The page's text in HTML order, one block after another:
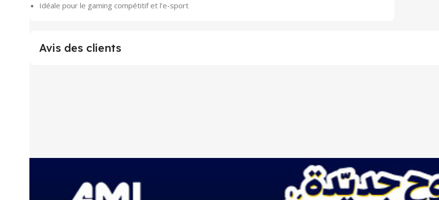
Idéale pour le gaming compétitif et l’e-sport
Avis des clients